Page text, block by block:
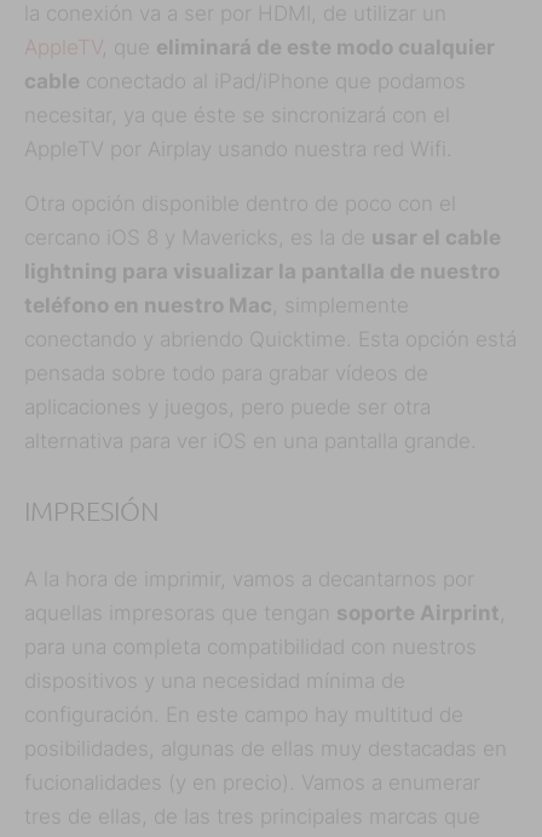
la conexión va a ser por HDMI, de utilizar un
AppleTV, que eliminará de este modo cualquier
cable conectado al iPad/iPhone que podamos
necesitar, ya que éste se sincronizará con el
AppleTV por Airplay usando nuestra red Wifi.
Otra opción disponible dentro de poco con el
cercano iOS 8 y Mavericks, es la de usar el cable
lightning para visualizar la pantalla de nuestro
teléfono en nuestro Mac, simplemente
conectando y abriendo Quicktime. Esta opción está
pensada sobre todo para grabar vídeos de
aplicaciones y juegos, pero puede ser otra
alternativa para ver iOS en una pantalla grande.
IMPRESIÓN
A la hora de imprimir, vamos a decantarnos por
aquellas impresoras que tengan soporte Airprint,
para una completa compatibilidad con nuestros
dispositivos y una necesidad mínima de
configuración. En este campo hay multitud de
posibilidades, algunas de ellas muy destacadas en
fucionalidades (y en precio). Vamos a enumerar
tres de ellas, de las tres principales marcas que